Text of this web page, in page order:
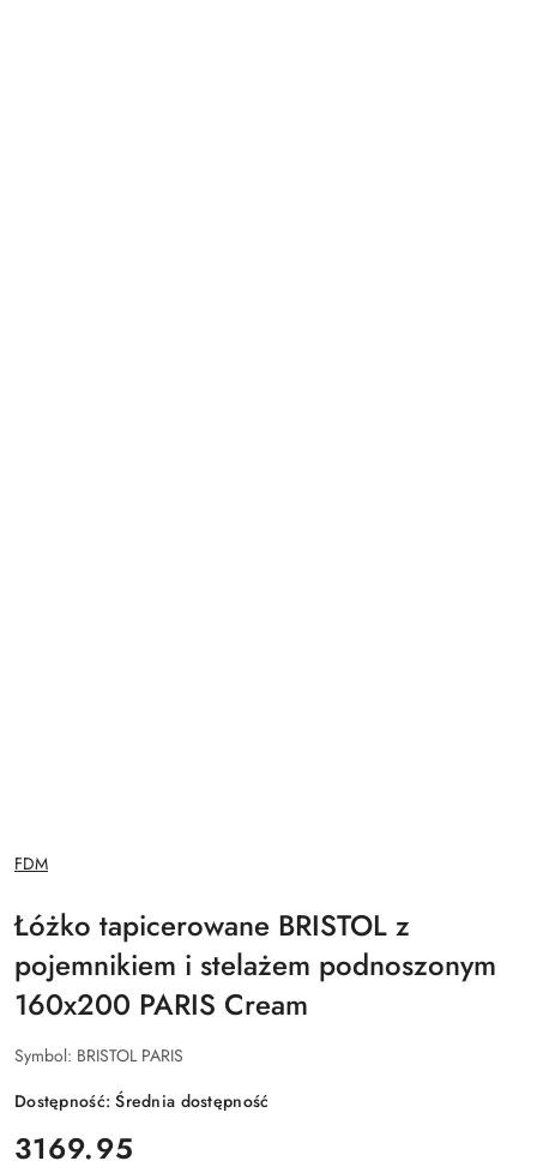
NAZWA
PRODUCENTA:
FDM
Łóżko tapicerowane BRISTOL z
pojemnikiem i stelażem podnoszonym
160x200 PARIS Cream
Symbol: BRISTOL PARIS
Dostępność:Średnia dostępność
cena:
3169.95